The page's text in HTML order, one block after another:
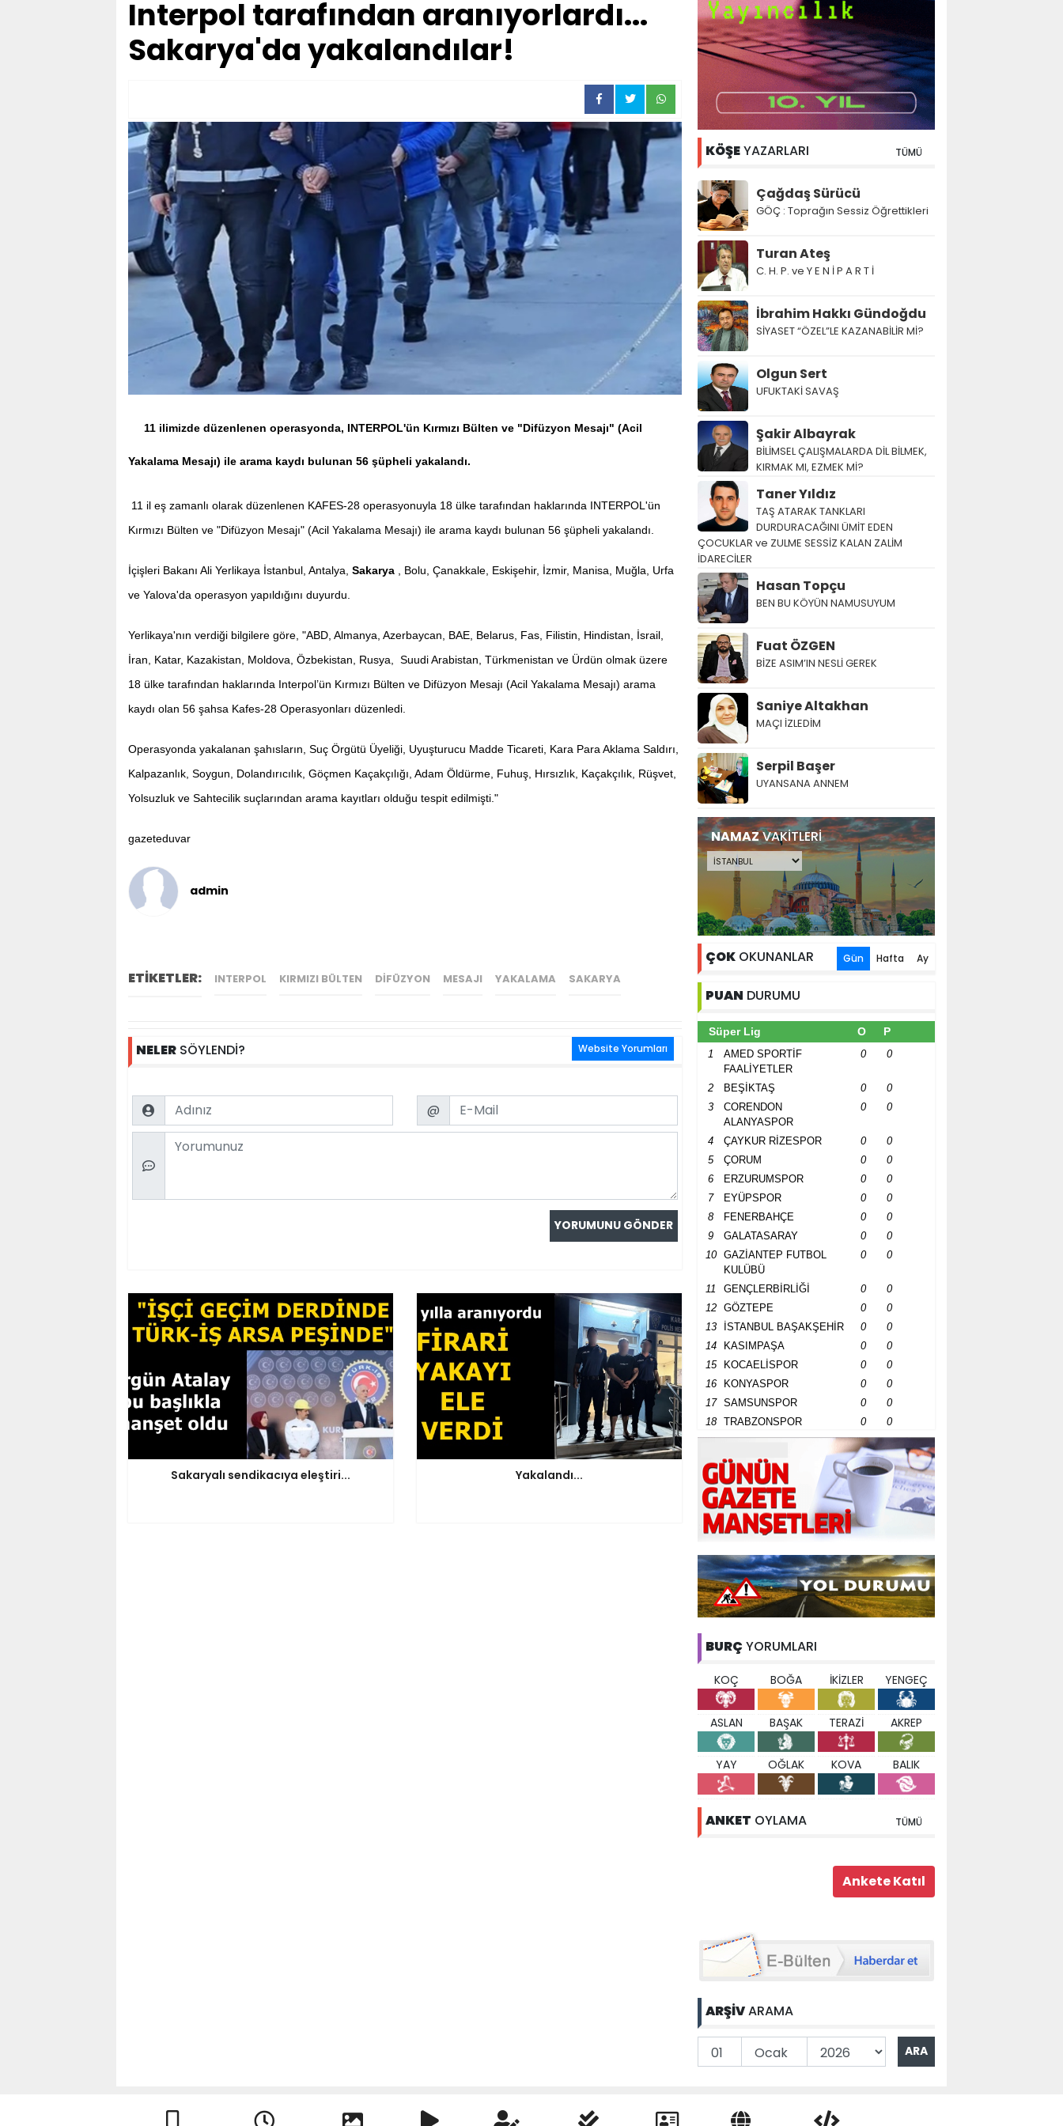
Interpol tarafından aranıyorlardı...
Sakarya'da yakalandılar!
11 ilimizde düzenlenen operasyonda, INTERPOL'ün Kırmızı Bülten ve "Difüzyon Mesajı" (Acil
Yakalama Mesajı) ile arama kaydı bulunan 56 şüpheli yakalandı.
11 il eş zamanlı olarak düzenlenen KAFES-28 operasyonuyla 18 ülke tarafından haklarında INTERPOL'ün
Kırmızı Bülten ve "Difüzyon Mesajı" (Acil Yakalama Mesajı) ile arama kaydı bulunan 56 şüpheli yakalandı.
İçişleri Bakanı Ali Yerlikaya İstanbul, Antalya, Sakarya
, Bolu, Çanakkale, Eskişehir, İzmir, Manisa, Muğla, Urfa
ve Yalova'da operasyon yapıldığını duyurdu.
Yerlikaya'nın verdiği bilgilere göre, "ABD, Almanya, Azerbaycan, BAE, Belarus, Fas, Filistin, Hindistan, İsrail,
İran, Katar, Kazakistan, Moldova, Özbekistan, Rusya, Suudi Arabistan, Türkmenistan ve Ürdün olmak üzere
18 ülke tarafından haklarında Interpol’ün Kırmızı Bülten ve Difüzyon Mesajı (Acil Yakalama Mesajı) arama
kaydı olan 56 şahsa Kafes-28 Operasyonları düzenledi.
Operasyonda yakalanan şahısların, Suç Örgütü Üyeliği, Uyuşturucu Madde Ticareti, Kara Para Aklama Saldırı,
Kalpazanlık, Soygun, Dolandırıcılık, Göçmen Kaçakçılığı, Adam Öldürme, Fuhuş, Hırsızlık, Kaçakçılık, Rüşvet,
Yolsuzluk ve Sahtecilik suçlarından arama kayıtları olduğu tespit edilmişti."
gazeteduvar
admin
ETİKETLER: INTERPOL KIRMIZI BÜLTEN DIFÜZYON MESAJI YAKALAMA SAKARYA
NELER SÖYLENDİ? Website Yorumları
Name Email
@
Comment
Sakaryalı sendikacıya eleştiri... Yakalandı...
KÖŞEYAZARLARI TÜMÜ
Çağdaş Sürücü
GÖÇ : Toprağın Sessiz Öğrettikleri
Turan Ateş
C. H. P. ve Y E N İ P A R T İ
İbrahim Hakkı Gündoğdu
SİYASET “ÖZEL”LE KAZANABİLİR Mİ?
Olgun Sert
UFUKTAKİ SAVAŞ
Şakir Albayrak
BİLİMSEL ÇALIŞMALARDA DİL BİLMEK,
KIRMAK MI, EZMEK Mİ?
Taner Yıldız
TAŞ ATARAK TANKLARI
DURDURACAĞINI ÜMİT EDEN
ÇOCUKLAR ve ZULME SESSİZ KALAN ZALİM
İDARECİLER
Hasan Topçu
BEN BU KÖYÜN NAMUSUYUM
Fuat ÖZGEN
BİZE ASIM’IN NESLİ GEREK
Saniye Altakhan
MAÇI İZLEDİM
Serpil Başer
UYANSANA ANNEM
NAMAZVAKİTLERİ
ÇOK OKUNANLAR Gün Hafta Ay
PUAN DURUMU
Süper Lig O P
1
AMED SPORTİF
FAALİYETLER
0 0
2 BEŞİKTAŞ 0
0
3
CORENDON
ALANYASPOR
0 0
4 ÇAYKUR RİZESPOR 0
0
5
ÇORUM 0
0
6
ERZURUMSPOR 0
0
7
EYÜPSPOR 0
0
8
FENERBAHÇE 0
0
9
GALATASARAY 0
0
10
GAZİANTEP FUTBOL
KULÜBÜ
0 0
11 GENÇLERBİRLİĞİ 0
0
12
GÖZTEPE 0
0
13
İSTANBUL BAŞAKŞEHİR 0
0
14
KASIMPAŞA 0
0
15
KOCAELİSPOR 0
0
16
KONYASPOR 0
0
17
SAMSUNSPOR 0
0
18
TRABZONSPOR 0 0
BURÇ YORUMLARI
KOÇ BOĞA İKİZLER YENGEÇ
ASLAN BAŞAK TERAZİ AKREP
YAY OĞLAK KOVA BALIK
ANKET OYLAMA TÜMÜ
ARŞİVARAMA